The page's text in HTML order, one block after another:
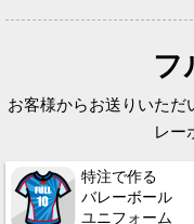
フ
お客様からお送りいただ
レー
特注で作る
バレーボール
ユニフォーム